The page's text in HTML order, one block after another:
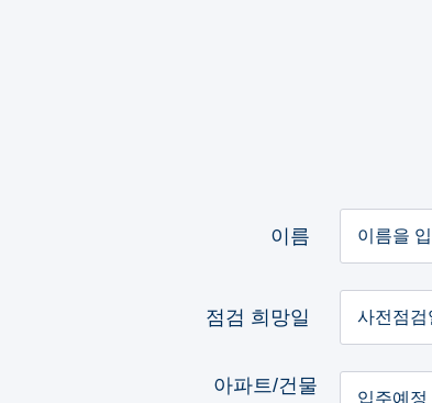
이름
점검 희망일
아파트/건물